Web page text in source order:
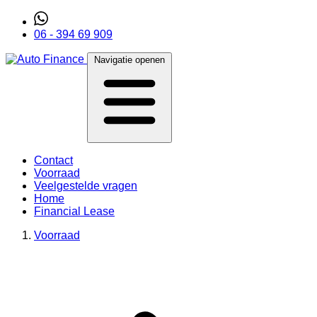
06 - 394 69 909
Navigatie openen
Contact
Voorraad
Veelgestelde vragen
Home
Financial Lease
Voorraad